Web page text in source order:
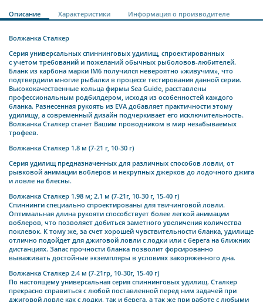
Описание Характеристики Информация о производителе
Волжанка Сталкер
Серия универсальных спиннинговых удилищ, спроектированных
с учетом требований и пожеланий обычных рыболовов-любителей.
Бланк из карбона марки IM6 получился невероятно «живучим», что
подтвердили многие рыбалки в процессе тестирования данной серии.
Высококачественные кольца фирмы Sea Guide, расставлены
профессиональным родбилдером, исходя из особенностей каждого
бланка. Разнесенная рукоять из EVA добавляет практичности этому
удилищу, а современный дизайн подчеркивает его исключительность.
Волжанка Сталкер станет Вашим проводником в мир незабываемых
трофеев.
Волжанка Сталкер 1.8 м (7-21 г, 10-30 г)
Серия удилищ предназначенных для различных способов ловли, от
рывковой анимации воблеров и некрупных джерков до лодочного джига
и ловле на блесны.
Волжанка Сталкер 1.98 м; 2.1 м (7-21г, 10-30 г, 15-40 г)
Спиннинги специально спроектированы для твичинговой ловли.
Оптимальная длина рукояти способствует более легкой анимации
воблеров, что позволяет добиться заметного увеличения количества
поклевок. К тому же, за счет хорошей чувствительности бланка, удилище
отлично подойдет для джиговой ловли с лодки или с берега на ближних
дистанциях. Запас прочности бланка позволит форсированно
вываживать достойные экземпляры в условиях закоряженного дна.
Волжанка Сталкер 2.4 м (7-21гр, 10-30г, 15-40 г)
По настоящему универсальная серия спиннинговых удилищ. Сталкер
прекрасно справиться с любой поставленной перед ним задачей при
джиговой ловле как с лодки, так и берега, а так же при работе с любыми